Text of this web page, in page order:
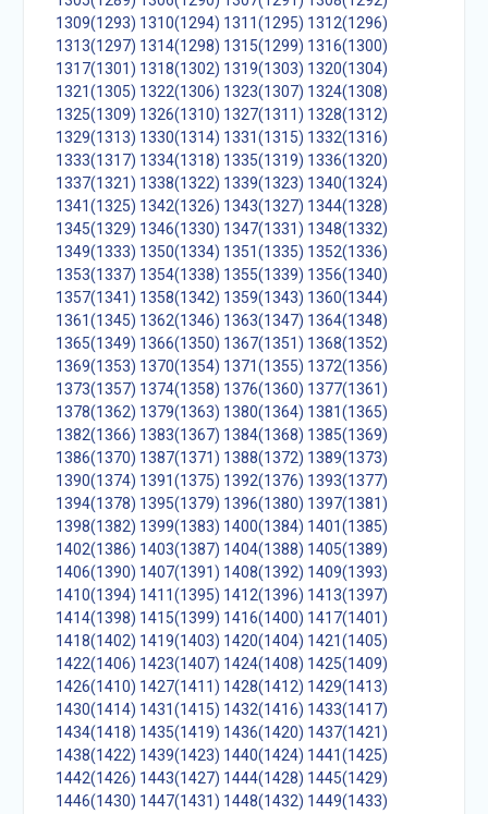
1309(1293) 1310(1294) 1311(1295) 1312(1296)
1313(1297) 1314(1298) 1315(1299) 1316(1300)
1317(1301) 1318(1302) 1319(1303) 1320(1304)
1321(1305) 1322(1306) 1323(1307) 1324(1308)
1325(1309) 1326(1310) 1327(1311) 1328(1312)
1329(1313) 1330(1314) 1331(1315) 1332(1316)
1333(1317) 1334(1318) 1335(1319) 1336(1320)
1337(1321) 1338(1322) 1339(1323) 1340(1324)
1341(1325) 1342(1326) 1343(1327) 1344(1328)
1345(1329) 1346(1330) 1347(1331) 1348(1332)
1349(1333) 1350(1334) 1351(1335) 1352(1336)
1353(1337) 1354(1338) 1355(1339) 1356(1340)
1357(1341) 1358(1342) 1359(1343) 1360(1344)
1361(1345) 1362(1346) 1363(1347) 1364(1348)
1365(1349) 1366(1350) 1367(1351) 1368(1352)
1369(1353) 1370(1354) 1371(1355) 1372(1356)
1373(1357) 1374(1358) 1376(1360) 1377(1361)
1378(1362) 1379(1363) 1380(1364) 1381(1365)
1382(1366) 1383(1367) 1384(1368) 1385(1369)
1386(1370) 1387(1371) 1388(1372) 1389(1373)
1390(1374) 1391(1375) 1392(1376) 1393(1377)
1394(1378) 1395(1379) 1396(1380) 1397(1381)
1398(1382) 1399(1383) 1400(1384) 1401(1385)
1402(1386) 1403(1387) 1404(1388) 1405(1389)
1406(1390) 1407(1391) 1408(1392) 1409(1393)
1410(1394) 1411(1395) 1412(1396) 1413(1397)
1414(1398) 1415(1399) 1416(1400) 1417(1401)
1418(1402) 1419(1403) 1420(1404) 1421(1405)
1422(1406) 1423(1407) 1424(1408) 1425(1409)
1426(1410) 1427(1411) 1428(1412) 1429(1413)
1430(1414) 1431(1415) 1432(1416) 1433(1417)
1434(1418) 1435(1419) 1436(1420) 1437(1421)
1438(1422) 1439(1423) 1440(1424) 1441(1425)
1442(1426) 1443(1427) 1444(1428) 1445(1429)
1446(1430) 1447(1431) 1448(1432) 1449(1433)